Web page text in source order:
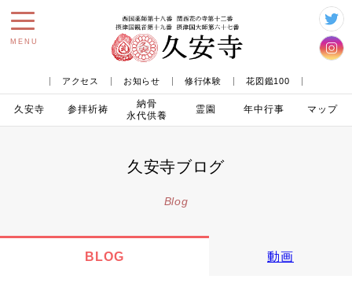
toggle
navigation
MENU
アクセス お知らせ 修行体験 花図鑑100
久安寺 参拝祈祷
納骨
永代供養
霊園 年中行事 マップ
久安寺ブログ
Blog
BLOG 動画